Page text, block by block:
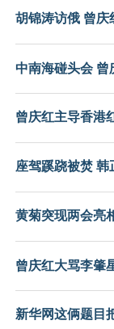
胡锦涛访俄 曾庆
中南海碰头会 曾
曾庆红主导香港
座驾蹊跷被焚
黄菊突现两会亮
曾庆红大骂李肇
新华网这俩题目